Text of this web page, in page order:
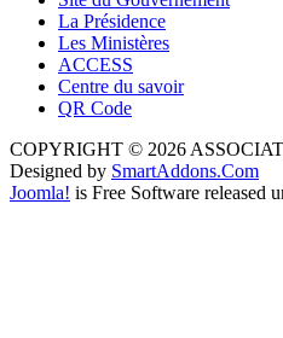
La Présidence
Les Ministères
ACCESS
Centre du savoir
QR Code
COPYRIGHT © 2026
Designed by SmartAddons.Com
Joomla! is Free Software released